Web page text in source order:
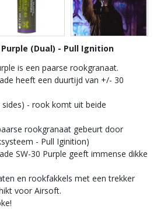
(Dual) - Pull Ignition
is een paarse rookgranaat.
heeft een duurtijd van +/- 30
- rook komt uit beide
rookgranaat gebeurt door
- Pull Iginition)
SW-30 Purple geeft immense dikke
en rookfakkels met een trekker
voor Airsoft.